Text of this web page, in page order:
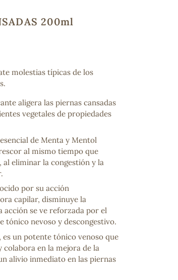
200ml
molestias típicas de los
aligera las piernas cansadas
vegetales de propiedades
de Menta y Mentol
al mismo tiempo que
al eliminar la congestión y la
por su acción
capilar, disminuye la
acción se ve reforzada por el
tónico nevoso y descongestivo.
un potente tónico venoso que
en la mejora de la
alivio inmediato en las piernas